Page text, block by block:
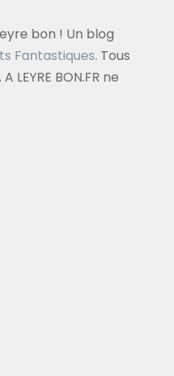
bon ! Un blog
Fantastiques. Tous
LEYRE BON.FR ne